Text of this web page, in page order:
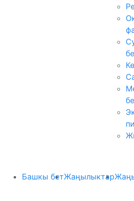
Башкы бетЖаңылыктар